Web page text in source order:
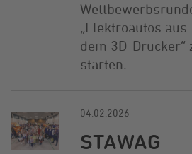
„Elektroautos aus
dem 3D-Drucker“
starten.
04.02.2026
STAWAG